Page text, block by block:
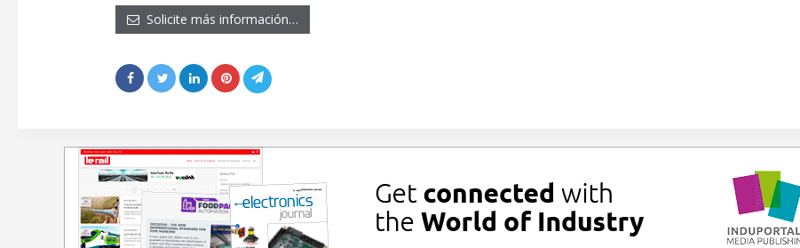
Solicite más información…